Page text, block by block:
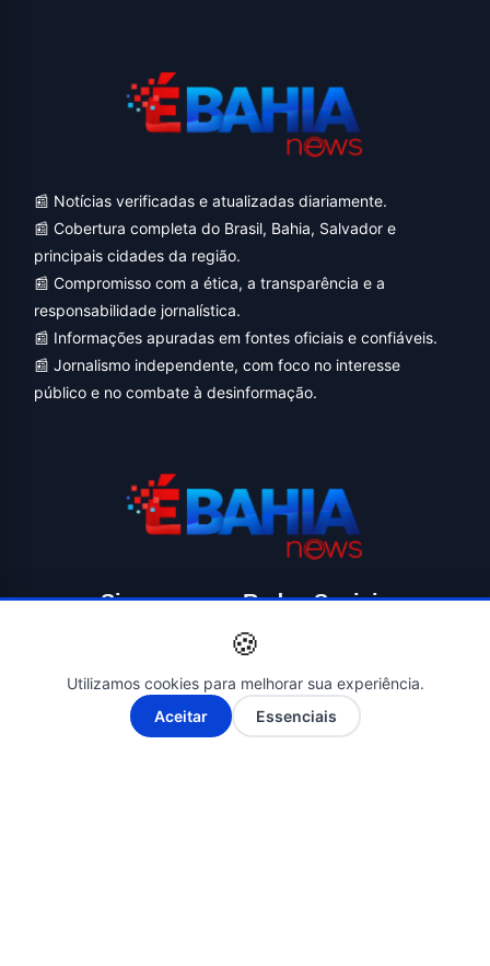
📰 Notícias verificadas e atualizadas diariamente.
📰 Cobertura completa do Brasil, Bahia, Salvador e
principais cidades da região.
📰 Compromisso com a ética, a transparência e a
responsabilidade jornalística.
📰 Informações apuradas em fontes oficiais e confiáveis.
📰 Jornalismo independente, com foco no interesse
público e no combate à desinformação.
Siga-nos nas Redes Sociais
A- A+
🍪
Utilizamos cookies para melhorar sua experiência.
Aceitar
Essenciais